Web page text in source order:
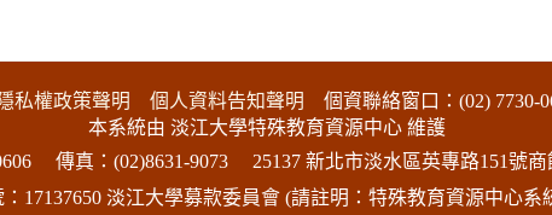
私權政策聲明 個人資料告知聲明 個資聯絡窗口：(02) 7730-
本系統由 淡江大學特殊教育資源中心 維護
傳真：(02)8631-9073
25137 新北市淡水區英專路151號商
17137650 淡江大學募款委員會 (請註明：特殊教育資源中心系